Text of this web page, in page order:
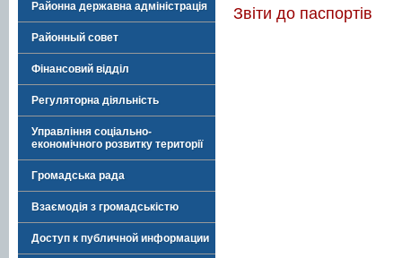
Районна державна адміністрація
Районный совет
Фінансовий відділ
Регуляторна діяльність
Управління соціально-
економічного розвитку території
Громадська рада
Взаємодія з громадськістю
Доступ к публичной информации
Звіти до паспортів